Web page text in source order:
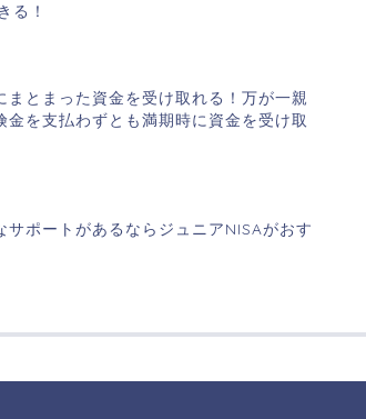
る！
とまった資金を受け取れる！万が一親
を支払わずとも満期時に資金を受け取
ポートがあるならジュニアNISAがおす